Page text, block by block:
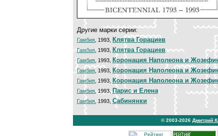
Другие марки серии:
Гамбия , 1993, Клятва Горациев
Гамбия , 1993, Клятва Горациев
Гамбия , 1993, Коронация Наполеона и
Гамбия , 1993, Коронация Наполеона и
Гамбия , 1993, Коронация Наполеона и
Гамбия, 1993,Парис и Елена
Гамбия , 1993, Сабинянки
© 2003-2026 Дмитрий